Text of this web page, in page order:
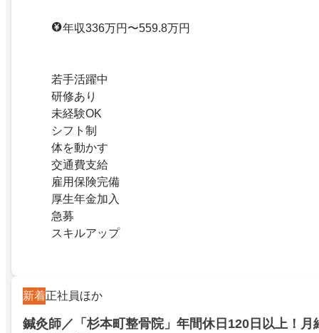
年収336万円〜559.8万円
若手活躍中
研修あり
未経験OK
シフト制
体を動かす
交通費支給
雇用保険完備
厚生年金加入
急募
スキルアップ
新着正社員ほか
鍼灸師／「杉本町整骨院」年間休日120日以上！月